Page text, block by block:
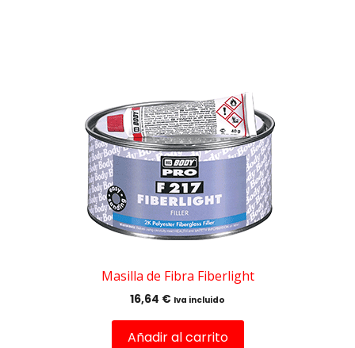
Masilla de Fibra Fiberlight
16,64 € Iva incluido
Añadir al carrito